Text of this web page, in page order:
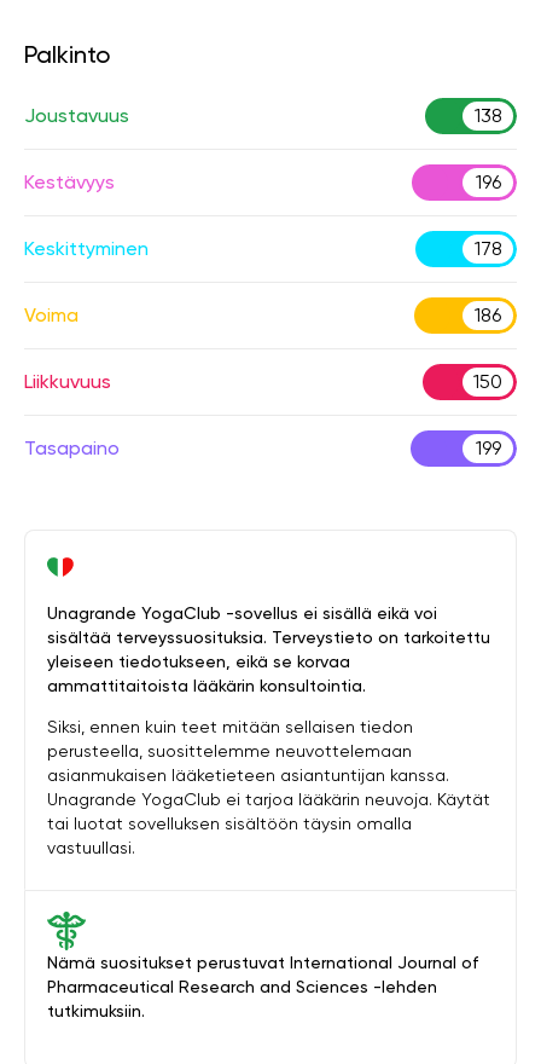
Palkinto
Joustavuus 138
Kestävyys 196
Keskittyminen 178
Voima 186
Liikkuvuus 150
Tasapaino 199
Nämä suositukset perustuvat International Journal of
Pharmaceutical Research and Sciences -lehden
tutkimuksiin.
Unagrande YogaClub -sovellus ei sisällä eikä voi
sisältää terveyssuosituksia. Terveystieto on tarkoitettu
yleiseen tiedotukseen, eikä se korvaa
ammattitaitoista lääkärin konsultointia.
Siksi, ennen kuin teet mitään sellaisen tiedon
perusteella, suosittelemme neuvottelemaan
asianmukaisen lääketieteen asiantuntijan kanssa.
Unagrande YogaClub ei tarjoa lääkärin neuvoja. Käytät
tai luotat sovelluksen sisältöön täysin omalla
vastuullasi.